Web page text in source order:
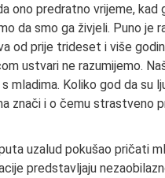
ono predratno vrijeme, kad
da smo ga živjeli. Puno je
od prije trideset i više
ustvari ne razumijemo.
Koliko god da su
znači i o čemu strastveno
uzalud pokušao pričati
predstavljaju